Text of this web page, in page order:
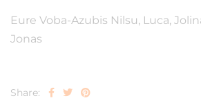
Eure Voba-Azubis Nilsu, Luca,
Jonas
Share: